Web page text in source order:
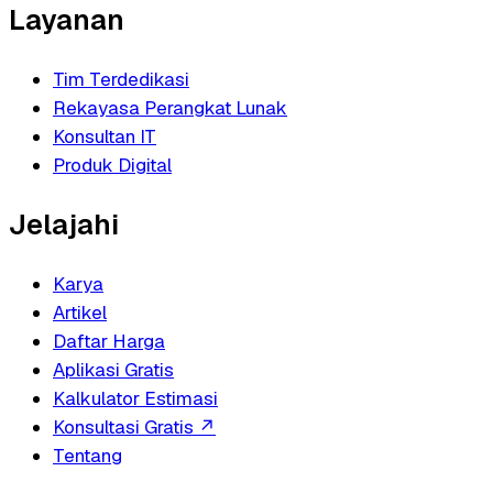
Layanan
Tim Terdedikasi
Rekayasa Perangkat Lunak
Konsultan IT
Produk Digital
Jelajahi
Karya
Artikel
Daftar Harga
Aplikasi Gratis
Kalkulator Estimasi
Konsultasi Gratis ↗
Tentang